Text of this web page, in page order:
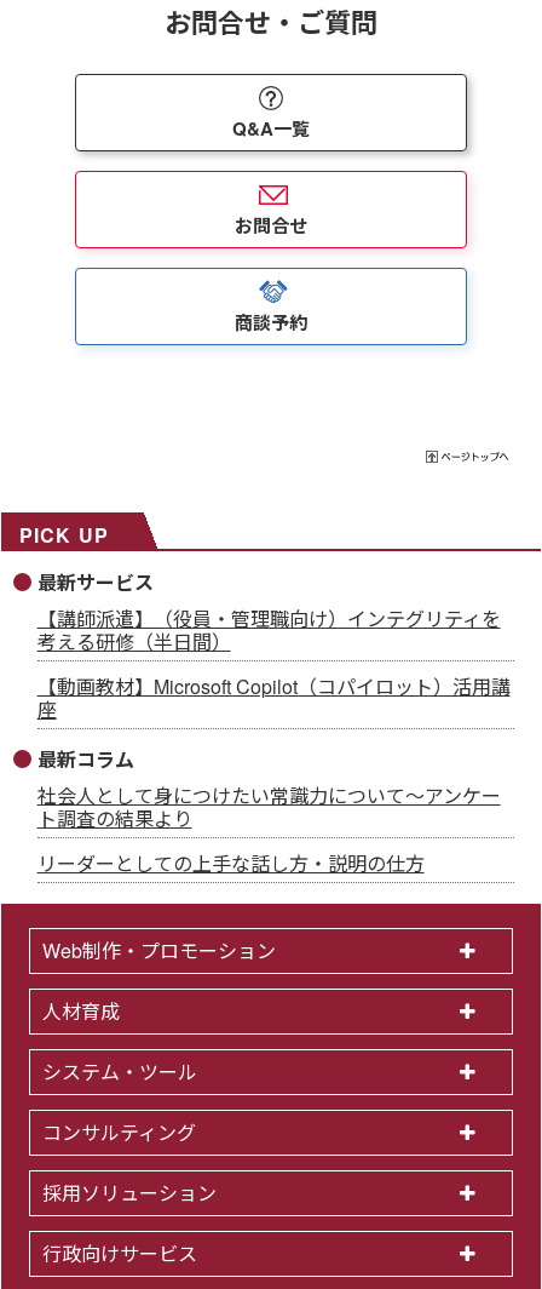
お問合せ・ご質問
Q&A一覧
お問合せ
商談予約
PICK UP
最新サービス
【講師派遣】（役員・管理職向け）インテグリティを
考える研修（半日間）
【動画教材】Microsoft Copilot（コパイロット）活用講
座
最新コラム
社会人として身につけたい常識力について～アンケー
ト調査の結果より
リーダーとしての上手な話し方・説明の仕方
Web制作・プロモーション
人材育成
システム・ツール
コンサルティング
採用ソリューション
行政向けサービス